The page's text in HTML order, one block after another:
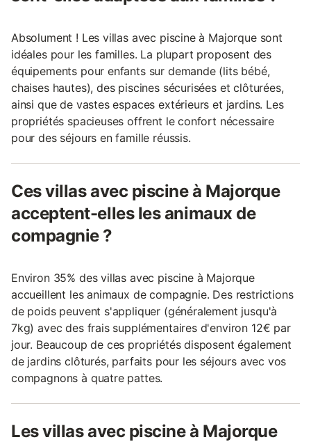
Absolument ! Les villas avec piscine à Majorque sont
idéales pour les familles. La plupart proposent des
équipements pour enfants sur demande (lits bébé,
chaises hautes), des piscines sécurisées et clôturées,
ainsi que de vastes espaces extérieurs et jardins. Les
propriétés spacieuses offrent le confort nécessaire
pour des séjours en famille réussis.
Ces villas avec piscine à Majorque
acceptent-elles les animaux de
compagnie ?
Environ 35% des villas avec piscine à Majorque
accueillent les animaux de compagnie. Des restrictions
de poids peuvent s'appliquer (généralement jusqu'à
7kg) avec des frais supplémentaires d'environ 12€ par
jour. Beaucoup de ces propriétés disposent également
de jardins clôturés, parfaits pour les séjours avec vos
compagnons à quatre pattes.
Les villas avec piscine à Majorque